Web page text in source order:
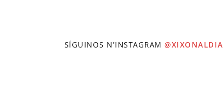
SÍGUINOS N'INSTAGRAM @XIXONALDIA